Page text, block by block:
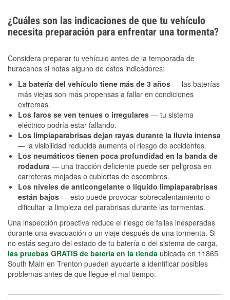
¿Cuáles son las indicaciones de que tu vehículo
necesita preparación para enfrentar una tormenta?
Considera preparar tu vehículo antes de la temporada de
huracanes si notas alguno de estos indicadores:
La batería del vehículo tiene más de 3 años — las baterías
más viejas son más propensas a fallar en condiciones
extremas.
Los faros se ven tenues o irregulares — tu sistema
eléctrico podría estar fallando.
Los limpiaparabrisas dejan rayas durante la lluvia intensa
— la visibilidad reducida aumenta el riesgo de accidentes.
Los neumáticos tienen poca profundidad en la banda de
rodadura — una tracción deficiente puede ser peligrosa en
carreteras mojadas o cubiertas de escombros.
Los niveles de anticongelante o líquido limpiaparabrisas
están bajos — esto puede provocar sobrecalentamiento o
dificultar la limpieza del parabrisas durante las tormentas.
Una inspección proactiva reduce el riesgo de fallas inesperadas
durante una evacuación o un viaje después de una tormenta. Si
no estás seguro del estado de tu batería o del sistema de carga,
las pruebas GRATIS de batería en la tienda ubicada en 11865
South Main en Trenton pueden ayudarte a identificar posibles
problemas antes de que llegue el mal tiempo.